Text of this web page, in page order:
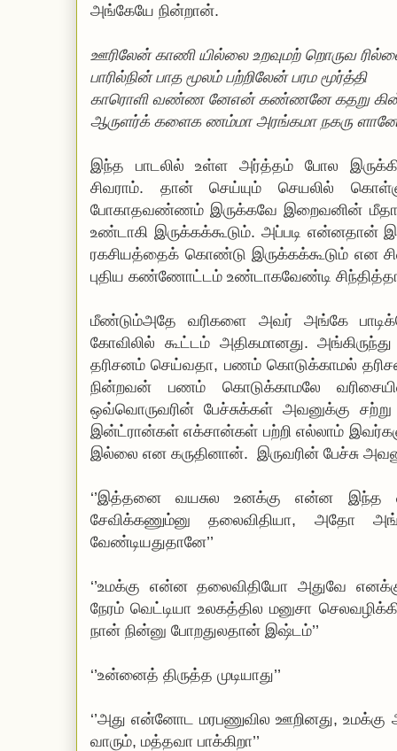
அங்கேயே நின்றான்.
ஊரிலேன் காணி யில்லை உறவுமற் றொருவ
பாரில்நின் பாத மூலம் பற்றிலேன் பரம மூர்த்தி
காரொளி வண்ண னேஎன் கண்ணனே கதறு
ஆருளர்க் களைக ணம்மா அரங்கமா நகரு
இந்த பாடலில் உள்ள அர்த்தம் போல
சிவராம். தான் செய்யும் செயலில்
போகாதவண்ணம் இருக்கவே இறைவனின்
உண்டாகி இருக்கக்கூடும். அப்படி என்னதான்
ரகசியத்தைக் கொண்டு இருக்கக்கூடும் என
புதிய கண்ணோட்டம் உண்டாகவேண்டி
மீண்டும்அதே வரிகளை அவர் அங்கே
கோவிலில் கூட்டம் அதிகமானது.
தரிசனம் செய்வதா, பணம் கொடுக்காமல்
நின்றவன் பணம் கொடுக்காமலே
ஒவ்வொருவரின் பேச்சுக்கள் அவனுக்கு
இன்ட்ரான்கள் எக்சான்கள் பற்றி எல்லாம்
இல்லை என கருதினான். இருவரின் பேச்சு
‘’இத்தனை வயசுல உனக்கு என்ன இந்த
சேவிக்கணும்னு தலைவிதியா, அதோ
வேண்டியதுதானே’’
‘’உமக்கு என்ன தலைவிதியோ அதுவே
நேரம் வெட்டியா உலகத்தில மனுசா
நான் நின்னு போறதுலதான் இஷ்டம்’’
‘’உன்னைத் திருத்த முடியாது’’
‘’அது என்னோட மரபணுவில ஊறினது, உமக்கு
வாரும், மத்தவா பாக்கிறா’’